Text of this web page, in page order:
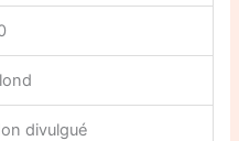
divulgué